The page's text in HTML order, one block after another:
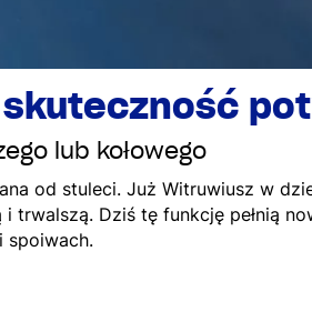
lub kołowego
od stuleci. Już Witruwiusz w
Dziś tę funkcję pełnią
spoiwach.